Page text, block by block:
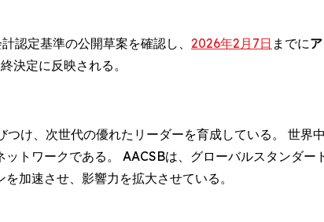
認定基準の公開草案を確認し、 2026年2月7日 までに
決定に反映される。
け、次世代の優れたリーダーを育成している。 世界
トワークである。 AACSBは、グローバルスタンダー
加速させ、影響力を拡大させている。